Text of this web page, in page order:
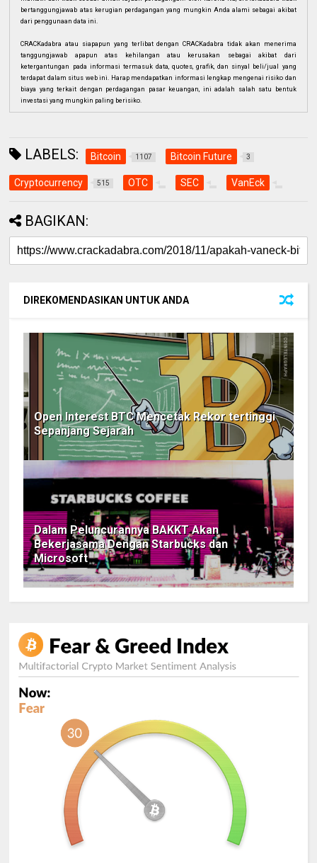
bertanggungjawab atas kerugian perdagangan yang mungkin Anda alami sebagai akibat
dari penggunaan data ini.
CRACKadabra atau siapapun yang terlibat dengan CRACKadabra tidak akan menerima
tanggungjawab apapun atas kehilangan atau kerusakan sebagai akibat dari
ketergantungan pada informasi termasuk data, quotes, grafik, dan sinyal beli/jual yang
terdapat dalam situs web ini. Harap mendapatkan informasi lengkap mengenai risiko dan
biaya yang terkait dengan perdagangan pasar keuangan, ini adalah salah satu bentuk
investasi yang mungkin paling berisiko.
LABELS: Bitcoin 1107 Bitcoin Future 3
Cryptocurrency 515 OTC SEC VanEck
BAGIKAN:
DIREKOMENDASIKAN UNTUK ANDA
Open Interest BTC Mencetak Rekor tertinggi
Sepanjang Sejarah
Dalam Peluncurannya BAKKT Akan
Bekerjasama Dengan Starbucks dan
Microsoft